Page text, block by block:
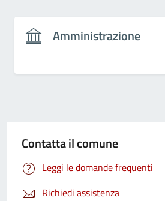
Amministrazione
Contatta il comune
Leggi le domande frequenti
Richiedi assistenza